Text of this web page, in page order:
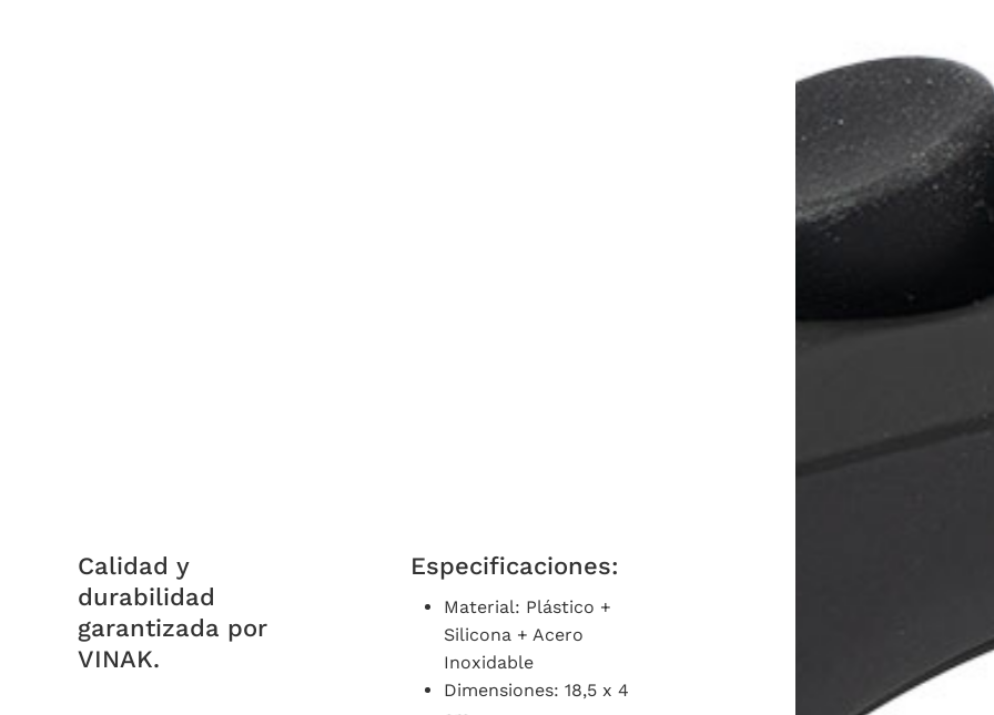
Calidad y
durabilidad
garantizada por
VINAK.
Especificaciones:
Material: Plástico +
Silicona + Acero
Inoxidable
Dimensiones: 18,5 x 4